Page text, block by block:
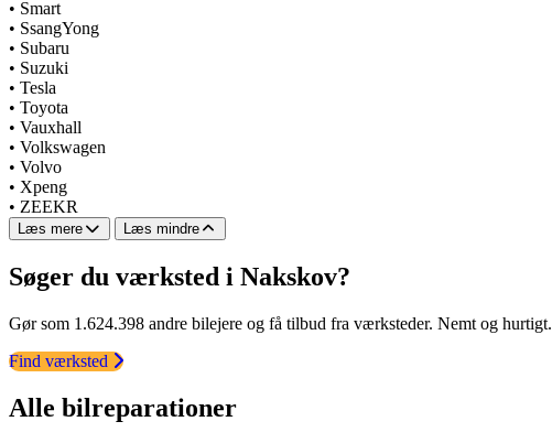
• Smart
• SsangYong
• Subaru
• Suzuki
• Tesla
• Toyota
• Vauxhall
• Volkswagen
• Volvo
• Xpeng
• ZEEKR
Læs mere Læs mindre
Søger du værksted i Nakskov?
Gør som 1.624.398 andre bilejere og få tilbud fra værksteder. Nemt og hurtigt.
Find værksted
Alle bilreparationer